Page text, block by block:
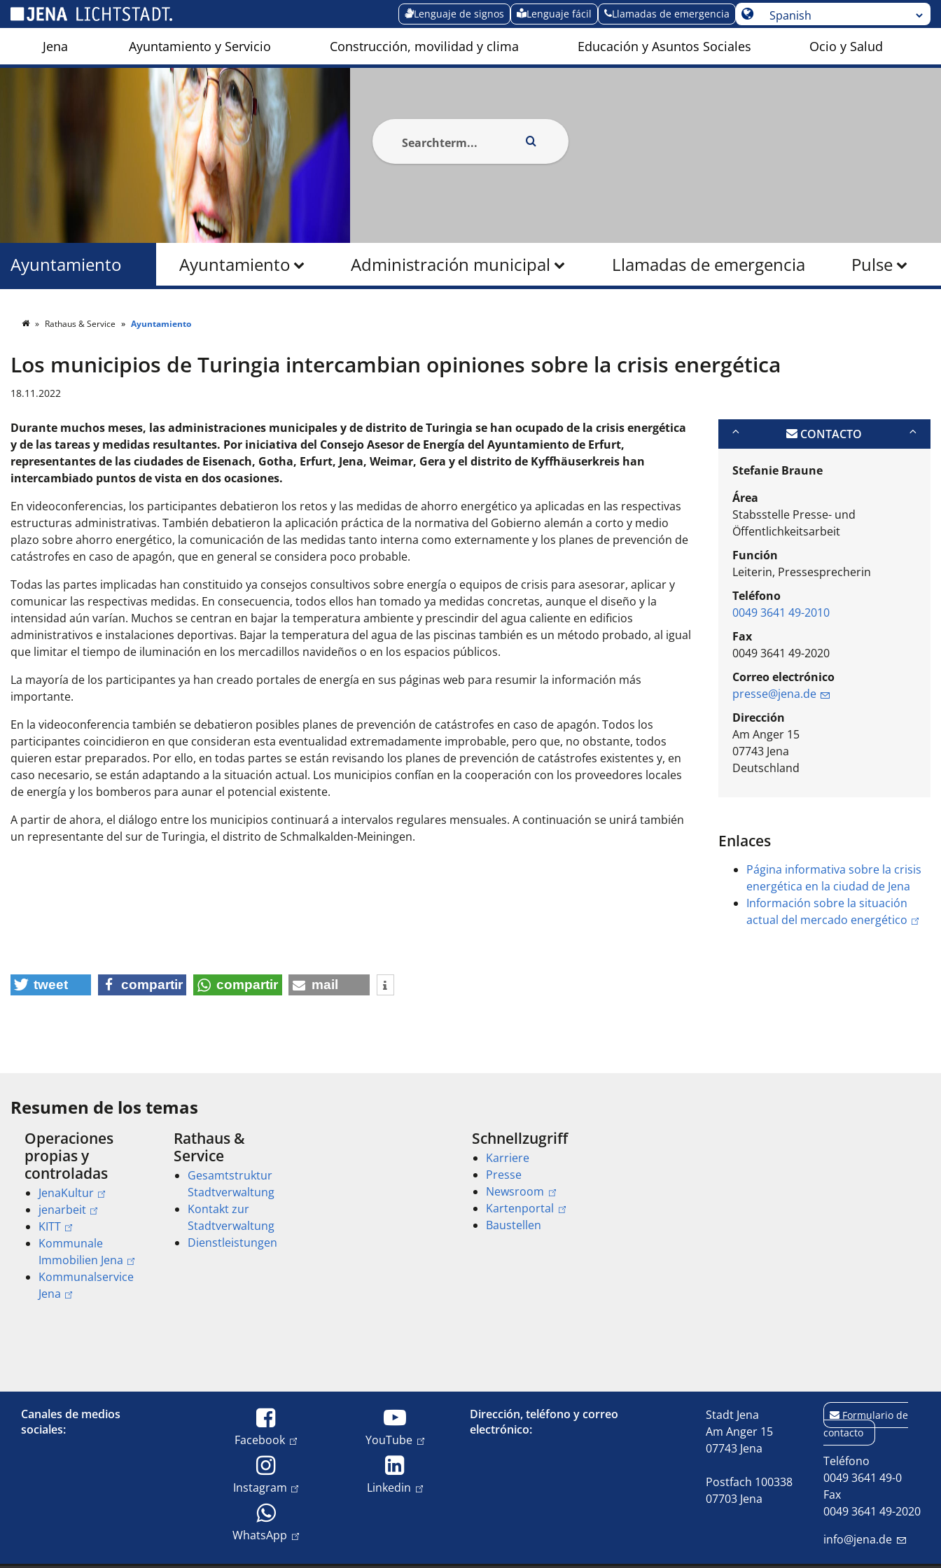
Lenguaje de signos Lenguaje fácil Llamadas de emergencia
Jena Ayuntamiento y Servicio Construcción, movilidad y clima Educación y Asuntos Sociales Ocio y Salud
Ayuntamiento Administración municipal Llamadas de emergencia Pulse
Ayuntamiento
Rathaus & Service Ayuntamiento
Los municipios de Turingia intercambian opiniones sobre la crisis energética
18.11.2022
Durante muchos meses, las administraciones municipales y de distrito de Turingia se han ocupado de la crisis energética
y de las tareas y medidas resultantes. Por iniciativa del Consejo Asesor de Energía del Ayuntamiento de Erfurt,
representantes de las ciudades de Eisenach, Gotha, Erfurt, Jena, Weimar, Gera y el distrito de Kyffhäuserkreis han
intercambiado puntos de vista en dos ocasiones.
En videoconferencias, los participantes debatieron los retos y las medidas de ahorro energético ya aplicadas en las respectivas
estructuras administrativas. También debatieron la aplicación práctica de la normativa del Gobierno alemán a corto y medio
plazo sobre ahorro energético, la comunicación de las medidas tanto interna como externamente y los planes de prevención de
catástrofes en caso de apagón, que en general se considera poco probable.
Todas las partes implicadas han constituido ya consejos consultivos sobre energía o equipos de crisis para asesorar, aplicar y
comunicar las respectivas medidas. En consecuencia, todos ellos han tomado ya medidas concretas, aunque el diseño y la
intensidad aún varían. Muchos se centran en bajar la temperatura ambiente y prescindir del agua caliente en edificios
administrativos e instalaciones deportivas. Bajar la temperatura del agua de las piscinas también es un método probado, al igual
que limitar el tiempo de iluminación en los mercadillos navideños o en los espacios públicos.
La mayoría de los participantes ya han creado portales de energía en sus páginas web para resumir la información más
importante.
En la videoconferencia también se debatieron posibles planes de prevención de catástrofes en caso de apagón. Todos los
participantes coincidieron en que consideran esta eventualidad extremadamente improbable, pero que, no obstante, todos
quieren estar preparados. Por ello, en todas partes se están revisando los planes de prevención de catástrofes existentes y, en
caso necesario, se están adaptando a la situación actual. Los municipios confían en la cooperación con los proveedores locales
de energía y los bomberos para aunar el potencial existente.
A partir de ahora, el diálogo entre los municipios continuará a intervalos regulares mensuales. A continuación se unirá también
un representante del sur de Turingia, el distrito de Schmalkalden-Meiningen.
CONTACTO
Stefanie Braune
Área
Stabsstelle Presse- und
Öffentlichkeitsarbeit
Función
Leiterin, Pressesprecherin
Teléfono
0049 3641 49-2010
Fax
0049 3641 49-2020
Correo electrónico
presse@jena.de
Dirección
Am Anger 15
07743 Jena
Deutschland
Enlaces
Página informativa sobre la crisis
energética en la ciudad de Jena
Información sobre la situación
actual del mercado energético
tweet compartir compartir mail
Resumen de los temas
Operaciones
propias y
controladas
JenaKultur
jenarbeit
KITT
Kommunale
Immobilien Jena
Kommunalservice
Jena
Rathaus &
Service
Gesamtstruktur
Stadtverwaltung
Kontakt zur
Stadtverwaltung
Dienstleistungen
Schnellzugriff
Karriere
Presse
Newsroom
Kartenportal
Baustellen
Canales de medios
sociales:
Facebook YouTube
Instagram Linkedin
WhatsApp
Dirección, teléfono y correo
electrónico:
Stadt Jena
Am Anger 15
07743 Jena
Postfach 100338
07703 Jena
Formulario de
contacto
Teléfono
0049 3641 49-0
Fax
0049 3641 49-2020
info@jena.de
Panel de gestión de cookies